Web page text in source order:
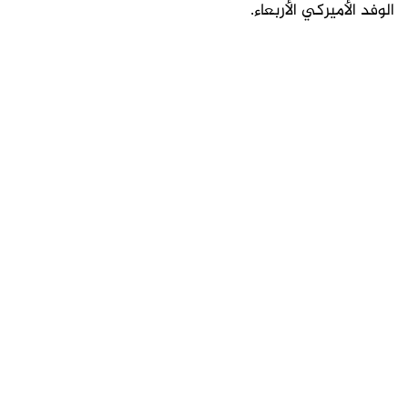
الوفد الأميركي الأربعاء.